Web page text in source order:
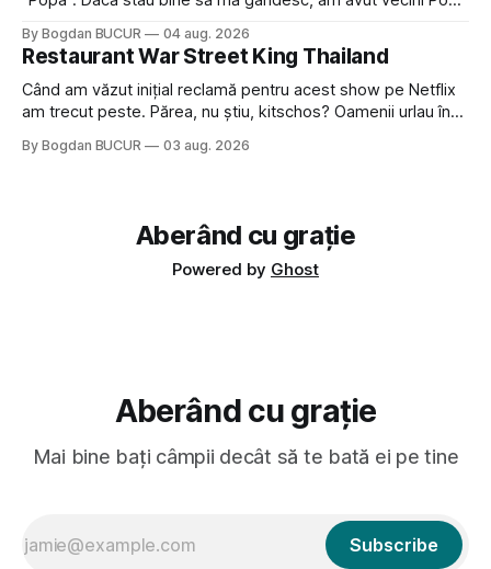
Dexonline spune de etimologia termenului de popă că ar
veni din slava veche, popŭ,
By Bogdan BUCUR 04 aug. 2026
Restaurant War Street King Thailand
Când am văzut inițial reclamă pentru acest show pe Netflix
am trecut peste. Părea, nu știu, kitschos? Oamenii urlau în
fine dining din alte show-uri... așa că am zis pas. Apoi ceva,
By Bogdan BUCUR 03 aug. 2026
Aberând cu grație
Powered by Ghost
Aberând cu grație
Mai bine bați câmpii decât să te bată ei pe tine
Subscribe